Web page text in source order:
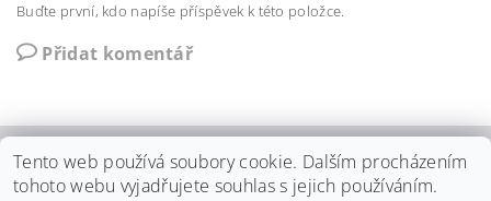
Buďte první, kdo napíše příspěvek k této položce.
Přidat komentář
Zámková dlažba | Ztracené bednění | Betonové obrubníky
Zatravňovací dlažba | Zámková dlažba 6cm | Palisády betonové
Tento web používá soubory cookie. Dalším procházením
tohoto webu vyjadřujete souhlas s jejich používáním.